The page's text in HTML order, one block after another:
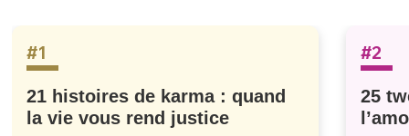
#1
21 histoires de karma : quand
la vie vous rend justice
#2
25